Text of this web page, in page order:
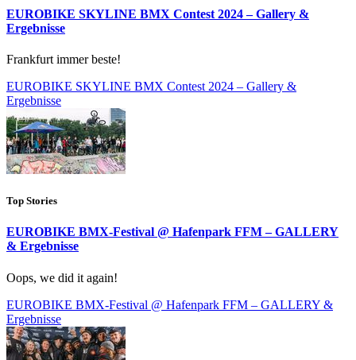
EUROBIKE SKYLINE BMX Contest 2024 – Gallery &
Ergebnisse
Frankfurt immer beste!
EUROBIKE SKYLINE BMX Contest 2024 – Gallery &
Ergebnisse
Top Stories
EUROBIKE BMX-Festival @ Hafenpark FFM – GALLERY
& Ergebnisse
Oops, we did it again!
EUROBIKE BMX-Festival @ Hafenpark FFM – GALLERY &
Ergebnisse